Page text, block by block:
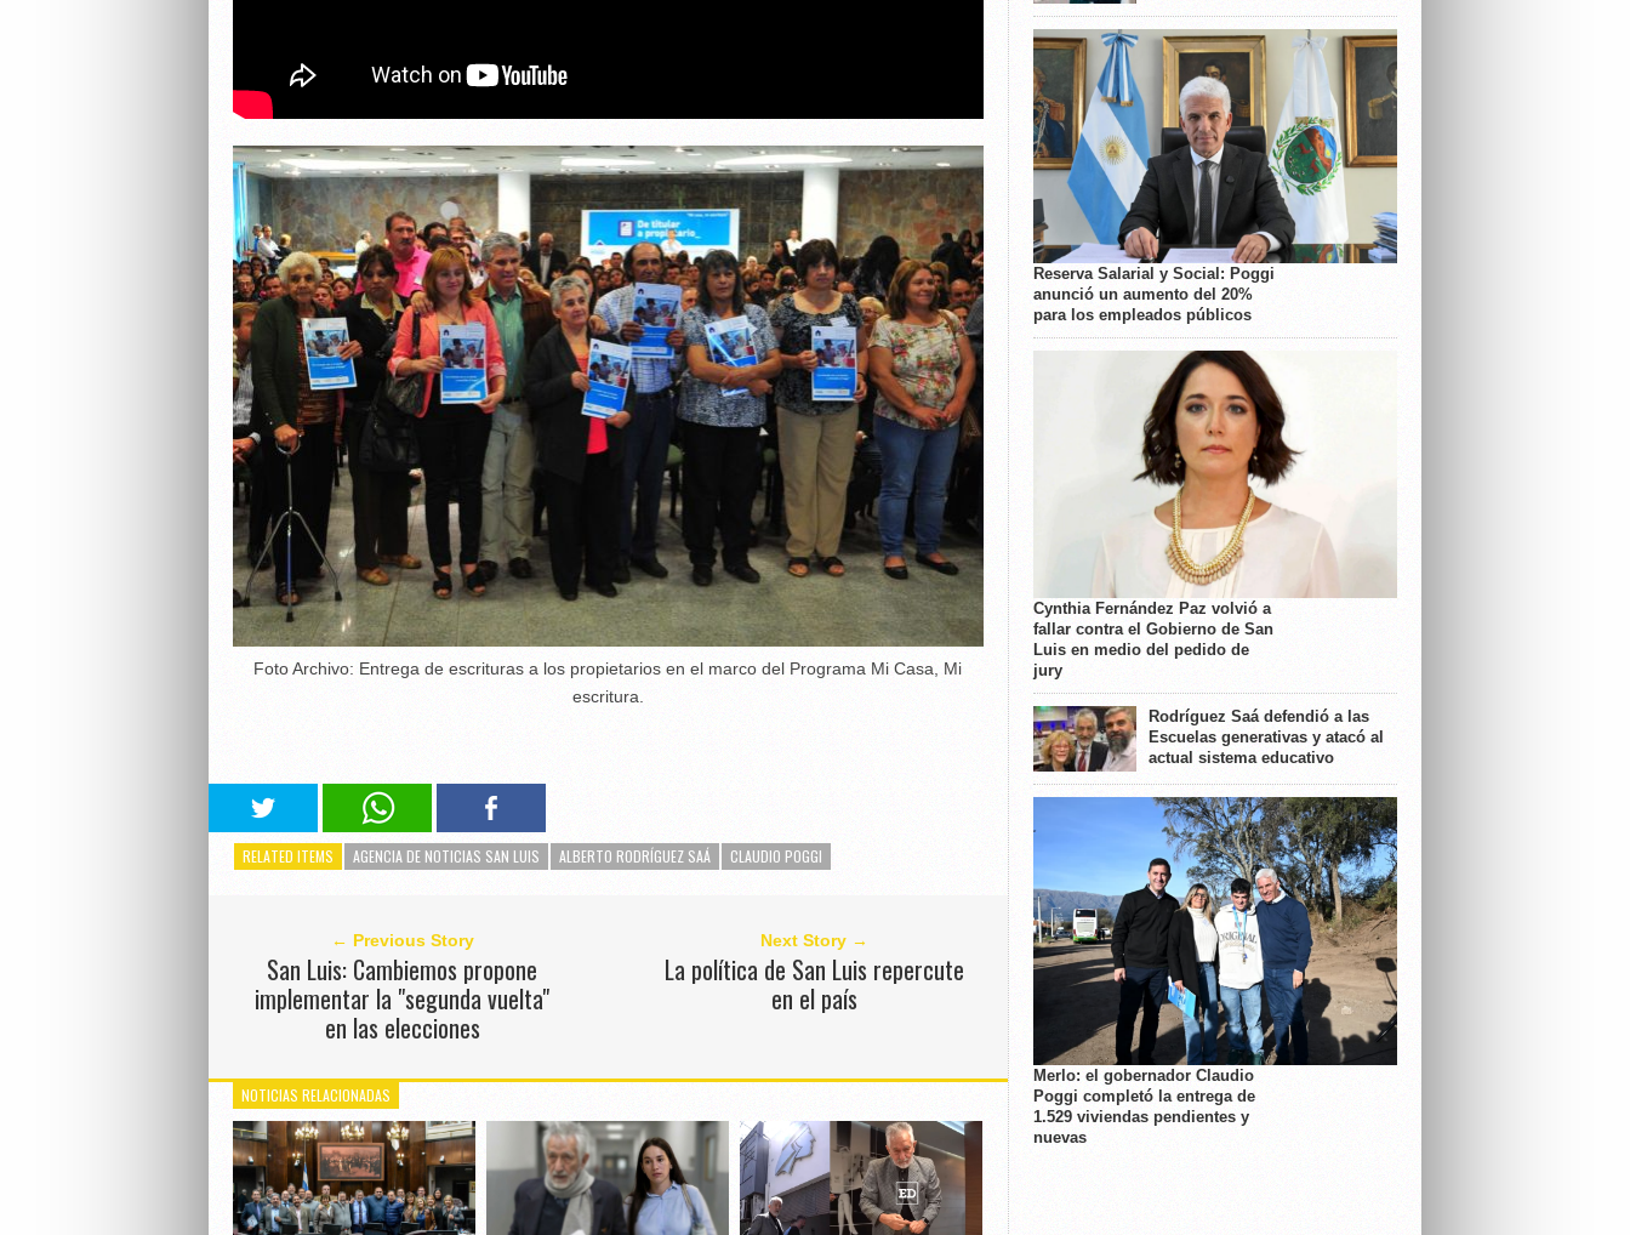
Foto Archivo: Entrega de escrituras a los propietarios en el marco del Programa Mi Casa, Mi
escritura.
RELATED ITEMS AGENCIA DE NOTICIAS SAN LUIS ALBERTO RODRÍGUEZ SAÁ CLAUDIO POGGI
← Previous Story
San Luis: Cambiemos propone
implementar la "segunda vuelta"
en las elecciones
Next Story →
La política de San Luis repercute
en el país
NOTICIAS RELACIONADAS
Reserva Salarial y Social: Poggi
anunció un aumento del 20%
para los empleados públicos
Cynthia Fernández Paz volvió a
fallar contra el Gobierno de San
Luis en medio del pedido de
jury
Rodríguez Saá defendió a las
Escuelas generativas y atacó al
actual sistema educativo
Merlo: el gobernador Claudio
Poggi completó la entrega de
1.529 viviendas pendientes y
nuevas